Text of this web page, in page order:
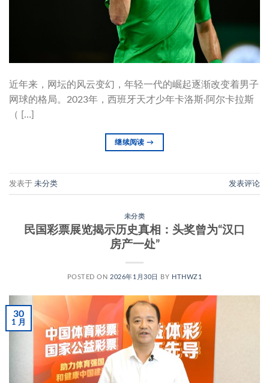
近年来，网坛的风云变幻，年轻一代的崛起逐渐改变着男子
网球的格局。2023年，西班牙天才少年卡洛斯·阿尔卡拉斯
（ […]
继续阅读→
发表于 未分类 发表评论
未分类
民国彩票展览揭示历史真相：头奖曾为“汉口
房产一处”
POSTED ON 2026年1月30日 BY HTHWZ1
30
1 月